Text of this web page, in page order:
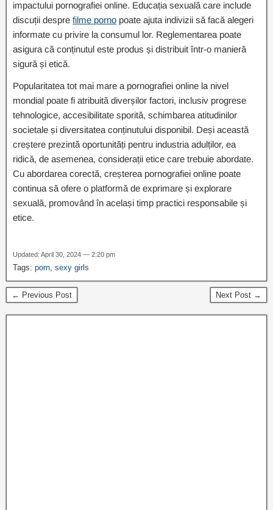
impactului pornografiei online. Educația sexuală care include
discuții despre filme porno poate ajuta indivizii să facă alegeri
informate cu privire la consumul lor. Reglementarea poate
asigura că conținutul este produs și distribuit într-o manieră
sigură și etică.
Popularitatea tot mai mare a pornografiei online la nivel
mondial poate fi atribuită diverșilor factori, inclusiv progrese
tehnologice, accesibilitate sporită, schimbarea atitudinilor
societale și diversitatea conținutului disponibil. Deși această
creștere prezintă oportunități pentru industria adulților, ea
ridică, de asemenea, considerații etice care trebuie abordate.
Cu abordarea corectă, creșterea pornografiei online poate
continua să ofere o platformă de exprimare și explorare
sexuală, promovând în același timp practici responsabile și
etice.
Updated: April 30, 2024 — 2:20 pm
Tags: porn sexy girls
← Previous Post Next Post →